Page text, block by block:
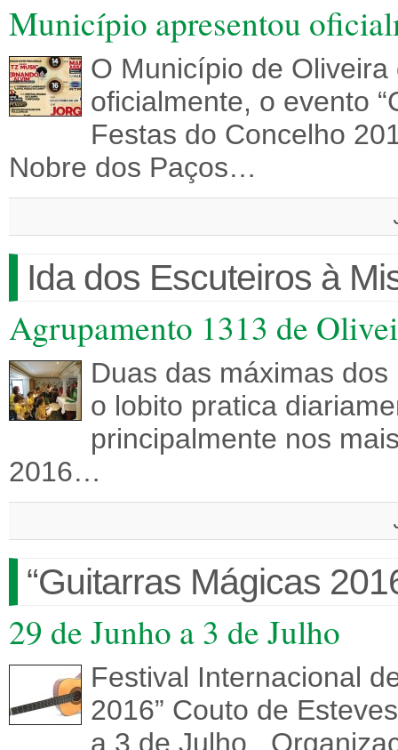
Município apresentou
O Município de
oficialmente, o evento
Festas do Concelho
Nobre dos Paços…
Ida dos Escuteiros à
Agrupamento 1313 de
Duas das máximas
o lobito pratica
principalmente nos
2016…
“Guitarras Mágicas
29 de Junho a 3 de Julho
Festival Internacional
2016” Couto de
a 3 de Julho